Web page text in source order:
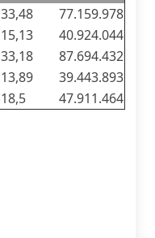
33,48
77.159.978
15,13
40.924.044
33,18
87.694.432
13,89
39.443.893
18,5 47.911.464